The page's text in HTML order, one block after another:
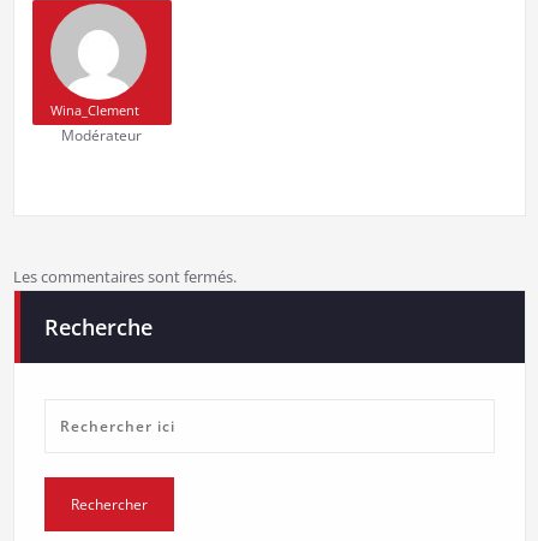
Wina_Clement
Modérateur
Les commentaires sont fermés.
Recherche